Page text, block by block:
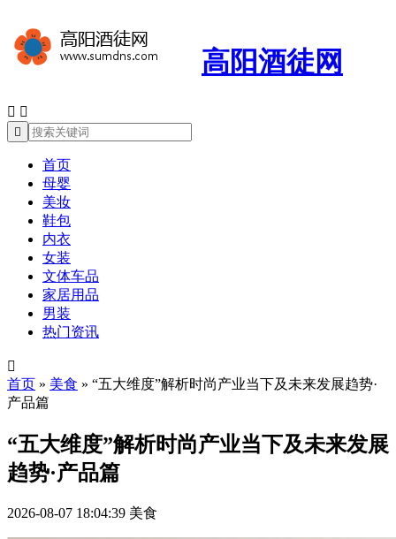
高阳酒徒网
 

首页
母婴
美妆
鞋包
内衣
女装
文体车品
家居用品
男装
热门资讯

首页 » 美食 » “五大维度”解析时尚产业当下及未来发展趋势·
产品篇
“五大维度”解析时尚产业当下及未来发展
趋势·产品篇
2026-08-07 18:04:39 美食